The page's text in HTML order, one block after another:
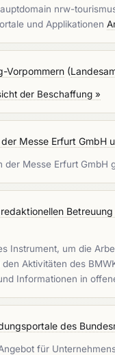
nrw-
und Applikationen
Vorpommern (
der Beschaffung »
Messe Erfurt GmbH
Messe Erfurt GmbH
um die
Aktivitäten des
Informationen in
des
für